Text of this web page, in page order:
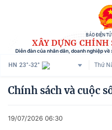
BÁO ĐIỆN
XÂY DỰNG CHÍNH
Diễn đàn của nhân dân, doanh nghiệp
HN 23°-32° Thứ
Danh mục
Chính sách và cuộc
19/07/2026 06:30